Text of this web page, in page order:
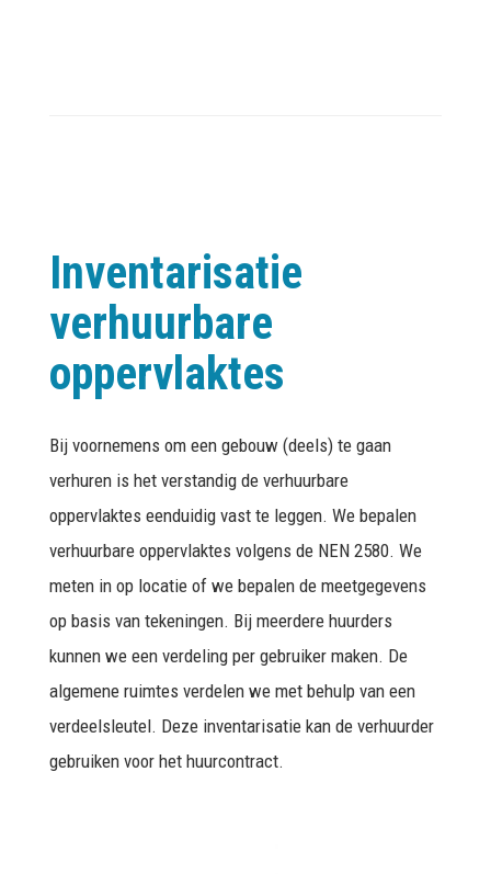
Inventarisatie
verhuurbare
oppervlaktes
Bij voornemens om een gebouw (deels) te gaan
verhuren is het verstandig de verhuurbare
oppervlaktes eenduidig vast te leggen. We bepalen
verhuurbare oppervlaktes volgens de NEN 2580. We
meten in op locatie of we bepalen de meetgegevens
op basis van tekeningen. Bij meerdere huurders
kunnen we een verdeling per gebruiker maken. De
algemene ruimtes verdelen we met behulp van een
verdeelsleutel. Deze inventarisatie kan de verhuurder
gebruiken voor het huurcontract.